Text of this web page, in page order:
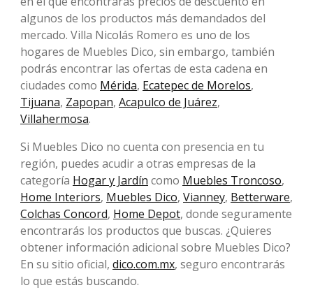
algunos de los productos más demandados del
mercado. Villa Nicolás Romero es uno de los
hogares de Muebles Dico, sin embargo, también
podrás encontrar las ofertas de esta cadena en
ciudades como Mérida, Ecatepec de Morelos,
Tijuana, Zapopan, Acapulco de Juárez,
Villahermosa.
Si Muebles Dico no cuenta con presencia en tu
región, puedes acudir a otras empresas de la
categoría Hogar y Jardín como Muebles Troncoso,
Home Interiors, Muebles Dico, Vianney, Betterware,
Colchas Concord, Home Depot, donde seguramente
encontrarás los productos que buscas. ¿Quieres
obtener información adicional sobre Muebles Dico?
En su sitio oficial, dico.com.mx, seguro encontrarás
lo que estás buscando.